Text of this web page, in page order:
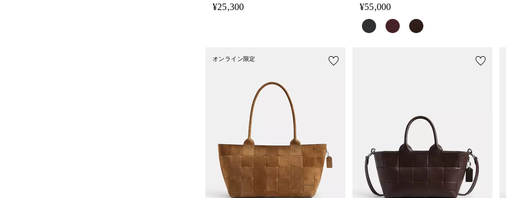
¥25,300 ¥55,000
オンライン限定